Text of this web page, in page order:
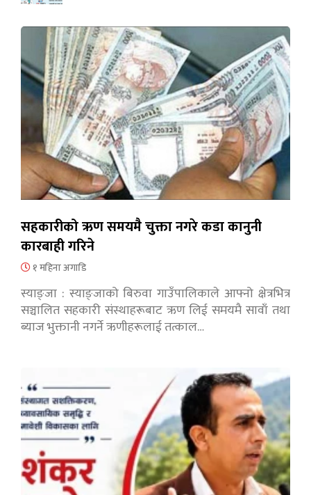
सहकारीको ऋण समयमै चुक्ता नगरे कडा कानुनी
कारबाही गरिने
१ महिना अगाडि
स्याङ्जा : स्याङ्जाको बिरुवा गाउँपालिकाले आफ्नो क्षेत्रभित्र
सञ्चालित सहकारी संस्थाहरूबाट ऋण लिई समयमै सावाँ तथा
ब्याज भुक्तानी नगर्ने ऋणीहरूलाई तत्काल…